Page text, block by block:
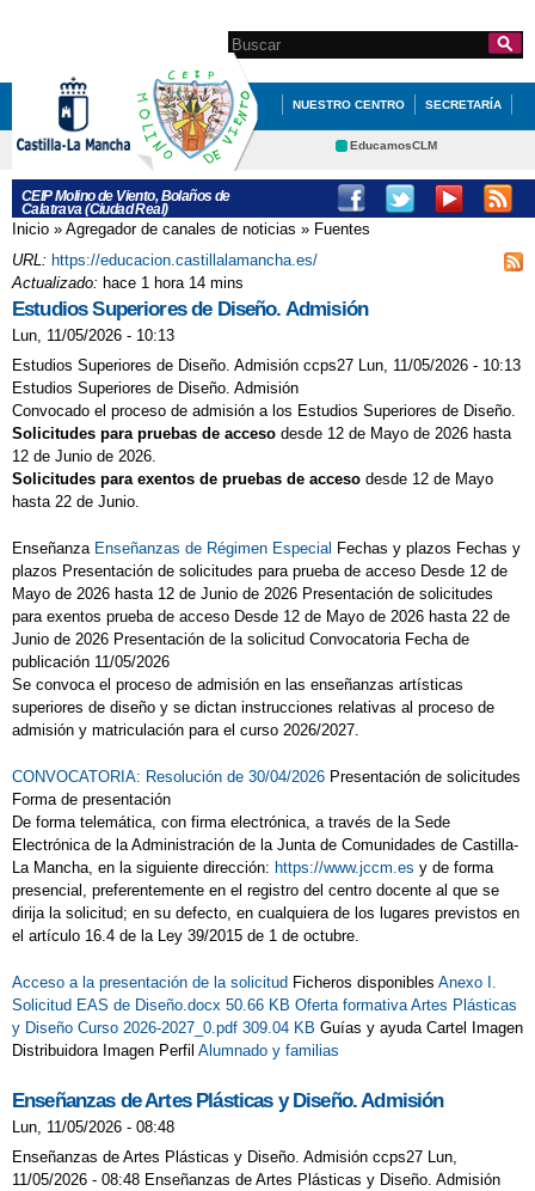
contenido
principal
Formulario de
búsqueda
Search this site
NUESTRO CENTRO SECRETARÍA
EDUCACIÓN QUÉ HACEMOS
INFÓRMATE
GALERÍA SEMANA DEL DEPORTE
EUROPEO 27/09/2019
PROGRAMACIÓN GENERAL ANUAL
JYFT
EducamosCLM
Educación Cultura
Deportes
CEIP Molino de Viento, Bolaños de
Calatrava (Ciudad Real)
Se encuentra usted aquí
Inicio » Agregador de canales de noticias » Fuentes
URL: https://educacion.castillalamancha.es/
Actualizado: hace 1 hora 14 mins
Estudios Superiores de Diseño. Admisión
Lun, 11/05/2026 - 10:13
Estudios Superiores de Diseño. Admisión ccps27 Lun, 11/05/2026 - 10:13
Estudios Superiores de Diseño. Admisión
Convocado el proceso de admisión a los Estudios Superiores de Diseño.
Solicitudes para pruebas de acceso desde 12 de Mayo de 2026 hasta
12 de Junio de 2026.
Solicitudes para exentos de pruebas de acceso desde 12 de Mayo
hasta 22 de Junio.
Enseñanza Enseñanzas de Régimen Especial Fechas y plazos Fechas y
plazos Presentación de solicitudes para prueba de acceso Desde 12 de
Mayo de 2026 hasta 12 de Junio de 2026 Presentación de solicitudes
para exentos prueba de acceso Desde 12 de Mayo de 2026 hasta 22 de
Junio de 2026 Presentación de la solicitud Convocatoria Fecha de
publicación 11/05/2026
Se convoca el proceso de admisión en las enseñanzas artísticas
superiores de diseño y se dictan instrucciones relativas al proceso de
admisión y matriculación para el curso 2026/2027.
CONVOCATORIA: Resolución de 30/04/2026 Presentación de solicitudes
Forma de presentación
De forma telemática, con firma electrónica, a través de la Sede
Electrónica de la Administración de la Junta de Comunidades de Castilla-
La Mancha, en la siguiente dirección: https://www.jccm.es y de forma
presencial, preferentemente en el registro del centro docente al que se
dirija la solicitud; en su defecto, en cualquiera de los lugares previstos en
el artículo 16.4 de la Ley 39/2015 de 1 de octubre.
Acceso a la presentación de la solicitud Ficheros disponibles Anexo I.
Solicitud EAS de Diseño.docx 50.66 KB Oferta formativa Artes Plásticas
y Diseño Curso 2026-2027_0.pdf 309.04 KB Guías y ayuda Cartel Imagen
Distribuidora Imagen Perfil Alumnado y familias
Enseñanzas de Artes Plásticas y Diseño. Admisión
Lun, 11/05/2026 - 08:48
Enseñanzas de Artes Plásticas y Diseño. Admisión ccps27 Lun,
11/05/2026 - 08:48 Enseñanzas de Artes Plásticas y Diseño. Admisión